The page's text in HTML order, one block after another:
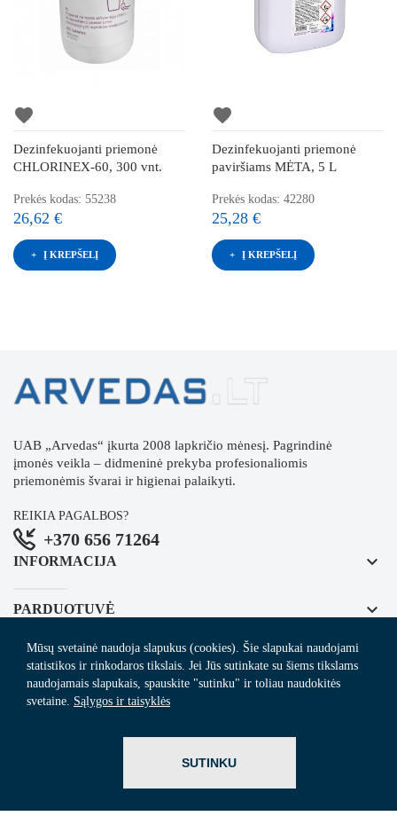
favorite
Dezinfekuojanti priemonė
CHLORINEX-60, 300 vnt.
Prekės kodas: 55238
26,62 €
Į KREPŠELĮ
favorite
Dezinfekuojanti priemonė
paviršiams MĖTA, 5 L
Prekės kodas: 42280
25,28 €
Į KREPŠELĮ
UAB „Arvedas“ įkurta 2008 lapkričio mėnesį. Pagrindinė
įmonės veikla – didmeninė prekyba profesionaliomis
priemonėmis švarai ir higienai palaikyti.
REIKIA PAGALBOS?
+370 656 71264
INFORMACIJA keyboard_arrow_down
PARDUOTUVĖ keyboard_arrow_down
REGISTRUOKITĖS NAUJIENLAIŠKIUI
Mūsų svetainė naudoja slapukus (cookies). Šie slapukai naudojami
statistikos ir rinkodaros tikslais. Jei Jūs sutinkate su šiems tikslams
naudojamais slapukais, spauskite "sutinku" ir toliau naudokitės
svetaine. Sąlygos ir taisyklės
SUTINKU